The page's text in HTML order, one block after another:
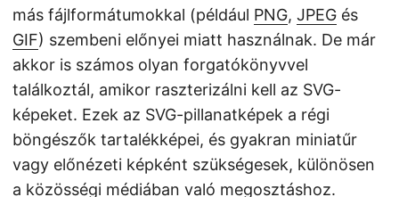
más fájlformátumokkal (például PNG, JPEG és
GIF) szembeni előnyei miatt használnak. De már
akkor is számos olyan forgatókönyvvel
találkoztál, amikor raszterizálni kell az SVG-
képeket. Ezek az SVG-pillanatképek a régi
böngészők tartalékképei, és gyakran miniatűr
vagy előnézeti képként szükségesek, különösen
a közösségi médiában való megosztáshoz.